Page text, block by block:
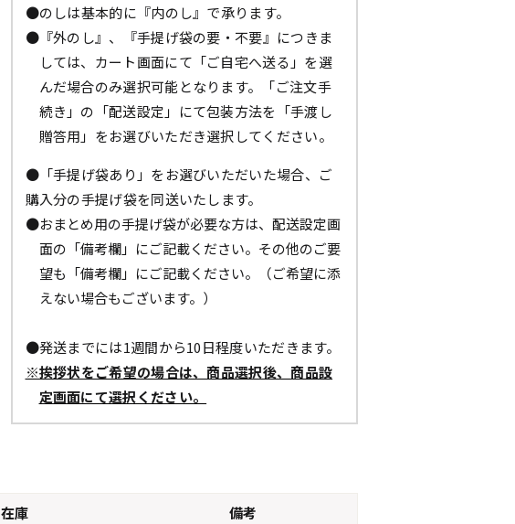
●のしは基本的に『内のし』で承ります。
●『外のし』、『手提げ袋の要・不要』につきま
しては、カート画面にて「ご自宅へ送る」を選
んだ場合のみ選択可能となります。「ご注文手
続き」の「配送設定」にて包装方法を「手渡し
贈答用」をお選びいただき選択してください。
●「手提げ袋あり」をお選びいただいた場合、ご
購入分の手提げ袋を同送いたします。
●おまとめ用の手提げ袋が必要な方は、配送設定画
面の「備考欄」にご記載ください。その他のご要
望も「備考欄」にご記載ください。（ご希望に添
えない場合もございます。）
●発送までには1週間から10日程度いただきます。
※挨拶状をご希望の場合は、商品選択後、商品設
定画面にて選択ください。
在庫
備考